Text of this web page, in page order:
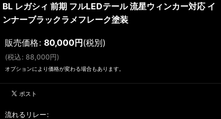
BL レガシィ 前期 フルLEDテール 流星ウィンカー対応 イ
ンナーブラックラメフレーク塗装
販売価格: 80,000円(税別)
(税込: 88,000円)
オプションにより価格が変わる場合もあります。
流れるリレー: